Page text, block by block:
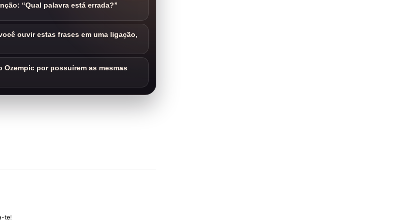
“Qual palavra está errada?”
ouvir estas frases em uma ligação,
Ozempic por possuírem as mesmas
te!